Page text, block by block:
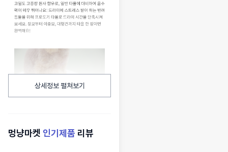
상세정보 펼쳐보기
멍냥마켓 인기제품 리뷰